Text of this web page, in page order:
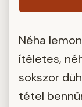
Néha
ítéletes,
sokszor
tétel